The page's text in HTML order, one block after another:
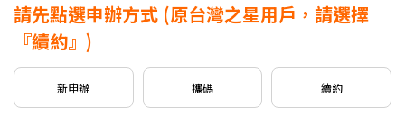
新申請/攜碼
專案，贈 $500
※可享有之加碼內容依本商品可申辦之專案為主。
信用卡優惠
請先點選申辦方式 (原台灣之星用戶，請選擇
『續約』)
新申辦 攜碼 續約